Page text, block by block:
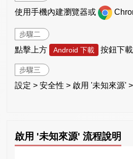
使用手機內建瀏覽器或
步驟二
點擊上方 Android 下載 按鈕下
步驟三
設定 > 安全性 > 啟用 '未知來源'
啟用 '未知來源' 流程說明